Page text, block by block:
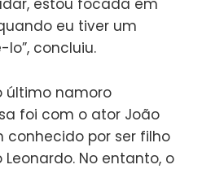
estou focada em
eu tiver um
concluiu.
último namoro
foi com o ator João
conhecido por ser filho
No entanto, o